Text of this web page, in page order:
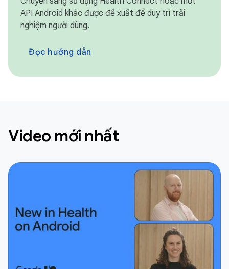
API Android khác được đề xuất để duy trì trải
nghiệm người dùng.
Đọc hướng dẫn
Video mới nhất